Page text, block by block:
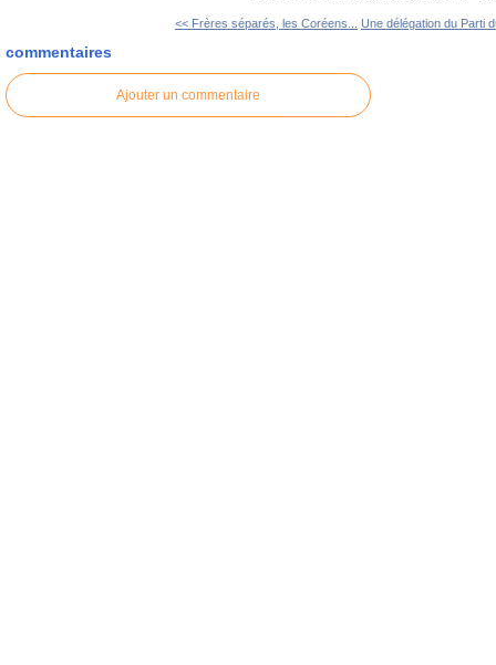
<< Frères séparés, les Coréens... Une délégation du Parti
commentaires
Ajouter un commentaire